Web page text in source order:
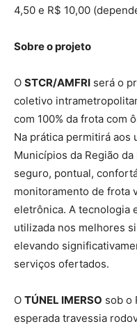
4,50 e R$ 10,00
Sobre o projeto
O STCR/AMFRI será o
coletivo
com 100% da frota com
Na prática permitirá aos
Municípios da Região
seguro, pontual,
monitoramento de frota
eletrônica. A tecnologia
utilizada nos melhores
elevando
serviços ofertados.
O TÚNEL IMERSO sob o
esperada travessia